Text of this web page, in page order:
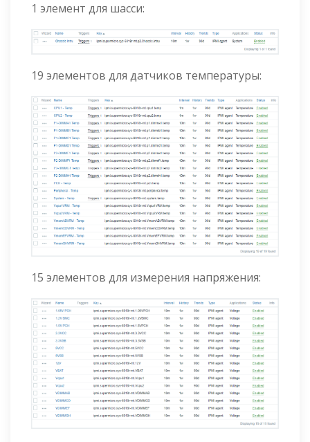
1 элемент для шасси:
19 элементов для датчиков температуры:
15 элементов для измерения напряжения: